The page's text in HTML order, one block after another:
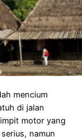
mencium
di jalan
motor yang
namun